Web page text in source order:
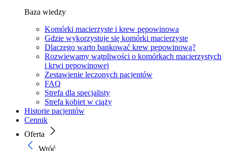
Baza wiedzy
Komórki macierzyste i krew pępowinowa
Gdzie wykorzystuje się komórki macierzyste
Dlaczego warto bankować krew pępowinową?
Rozwiewamy wątpliwości o komórkach macierzystych
i krwi pępowinowej
Zestawienie leczonych pacjentów
FAQ
Strefa dla specjalisty
Strefa kobiet w ciąży
Historie pacjentów
Cennik
Oferta
Wróć